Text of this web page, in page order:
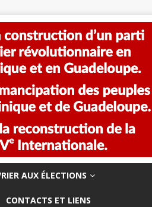
AUX ÉLECTIONS
CONTACTS ET LIENS